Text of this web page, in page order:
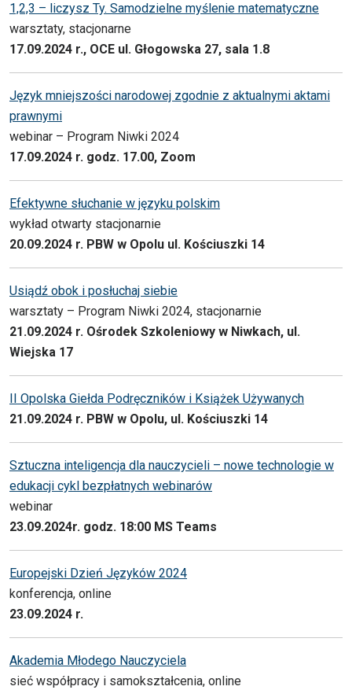
1,2,3 – liczysz Ty. Samodzielne myślenie matematyczne
warsztaty, stacjonarne
17.09.2024 r., OCE ul. Głogowska 27, sala 1.8
Język mniejszości narodowej zgodnie z aktualnymi aktami
prawnymi
webinar – Program Niwki 2024
17.09.2024 r. godz. 17.00, Zoom
Efektywne słuchanie w języku polskim
wykład otwarty stacjonarnie
20.09.2024 r. PBW w Opolu ul. Kościuszki 14
Usiądź obok i posłuchaj siebie
warsztaty – Program Niwki 2024, stacjonarnie
21.09.2024 r. Ośrodek Szkoleniowy w Niwkach, ul.
Wiejska 17
II Opolska Giełda Podręczników i Książek Używanych
21.09.2024 r. PBW w Opolu, ul. Kościuszki 14
Sztuczna inteligencja dla nauczycieli – nowe technologie w
edukacji cykl bezpłatnych webinarów
webinar
23.09.2024r. godz. 18:00 MS Teams
Europejski Dzień Języków 2024
konferencja, online
23.09.2024 r.
Akademia Młodego Nauczyciela
sieć współpracy i samokształcenia, online